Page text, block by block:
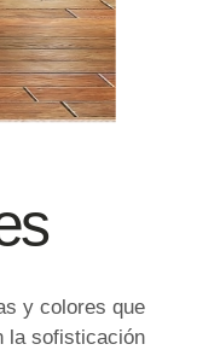
y colores que
la sofisticación